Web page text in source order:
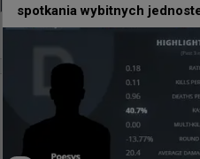
wojteq godzinę temu
levelONE 0:2 Phantom -
spotkania wybitnych